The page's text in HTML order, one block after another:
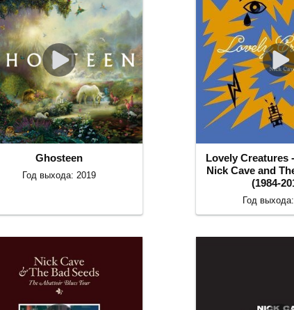
Ghosteen
Год выхода: 2019
Lovely Creatures
Nick Cave and
(1984-
Год